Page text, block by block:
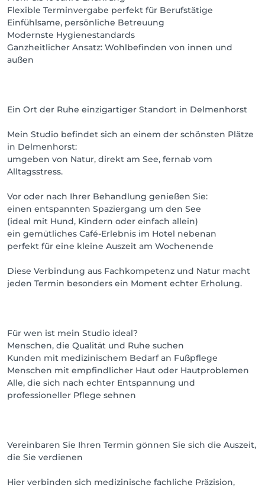
Flexible Terminvergabe perfekt für Berufstätige
Einfühlsame, persönliche Betreuung
Modernste Hygienestandards
Ganzheitlicher Ansatz: Wohlbefinden von innen und
außen
Ein Ort der Ruhe einzigartiger Standort in Delmenhorst
Mein Studio befindet sich an einem der schönsten Plätze
in Delmenhorst:
umgeben von Natur, direkt am See, fernab vom
Alltagsstress.
Vor oder nach Ihrer Behandlung genießen Sie:
einen entspannten Spaziergang um den See
(ideal mit Hund, Kindern oder einfach allein)
ein gemütliches Café-Erlebnis im Hotel nebenan
perfekt für eine kleine Auszeit am Wochenende
Diese Verbindung aus Fachkompetenz und Natur macht
jeden Termin besonders ein Moment echter Erholung.
Für wen ist mein Studio ideal?
Menschen, die Qualität und Ruhe suchen
Kunden mit medizinischem Bedarf an Fußpflege
Menschen mit empfindlicher Haut oder Hautproblemen
Alle, die sich nach echter Entspannung und
professioneller Pflege sehnen
Vereinbaren Sie Ihren Termin gönnen Sie sich die Auszeit,
die Sie verdienen
Hier verbinden sich medizinische fachliche Präzision,